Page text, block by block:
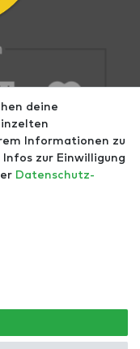
Versandkosten- ©
vorbehalten.
deine
Informationen zu
zur Einwilligung
Daten­schutz­